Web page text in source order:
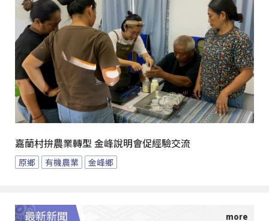
嘉蘭村拚農業轉型 金峰說明會促經驗交流
原鄉 有機農業 金峰鄉
最新新聞